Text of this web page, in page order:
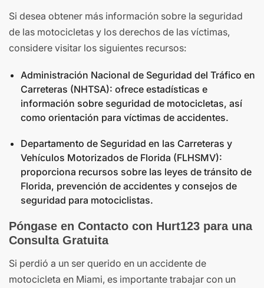
Si desea obtener más información sobre la seguridad
de las motocicletas y los derechos de las víctimas,
considere visitar los siguientes recursos:
Administración Nacional de Seguridad del Tráfico en
Carreteras (NHTSA): ofrece estadísticas e
información sobre seguridad de motocicletas, así
como orientación para víctimas de accidentes.
Departamento de Seguridad en las Carreteras y
Vehículos Motorizados de Florida (FLHSMV):
proporciona recursos sobre las leyes de tránsito de
Florida, prevención de accidentes y consejos de
seguridad para motociclistas.
Póngase en Contacto con Hurt123 para una
Consulta Gratuita
Si perdió a un ser querido en un accidente de
motocicleta en Miami, es importante trabajar con un